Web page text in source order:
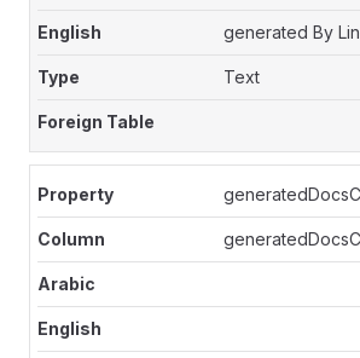
generated By
Text